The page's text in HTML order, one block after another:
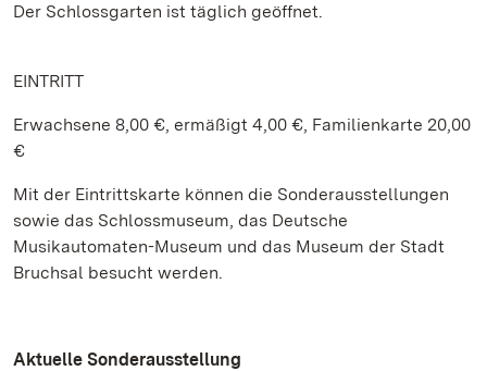
Der Schlossgarten ist täglich geöffnet.
EINTRITT
Erwachsene 8,00 €, ermäßigt 4,00 €, Familienkarte 20,00
€
Mit der Eintrittskarte können die Sonderausstellungen
sowie das Schlossmuseum, das Deutsche
Musikautomaten-Museum und das Museum der Stadt
Bruchsal besucht werden.
Aktuelle Sonderausstellung